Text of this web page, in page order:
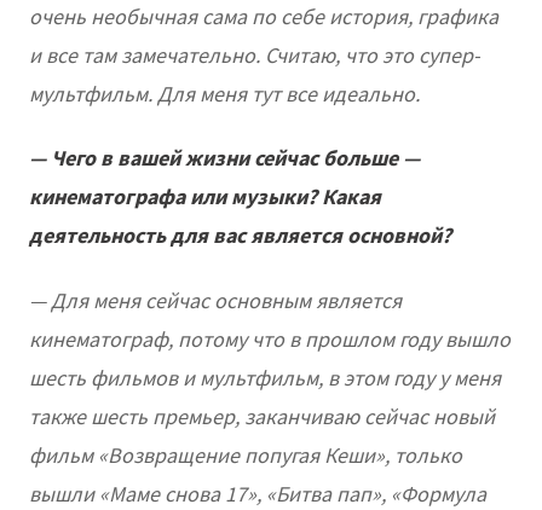
очень необычная сама по себе история, графика
и все там замечательно. Считаю, что это супер-
мультфильм. Для меня тут все идеально.
— Чего в вашей жизни сейчас больше —
кинематографа или музыки? Какая
деятельность для вас является основной?
— Для меня сейчас основным является
кинематограф, потому что в прошлом году вышло
шесть фильмов и мультфильм, в этом году у меня
также шесть премьер, заканчиваю сейчас новый
фильм «Возвращение попугая Кеши», только
вышли «Маме снова 17», «Битва пап», «Формула